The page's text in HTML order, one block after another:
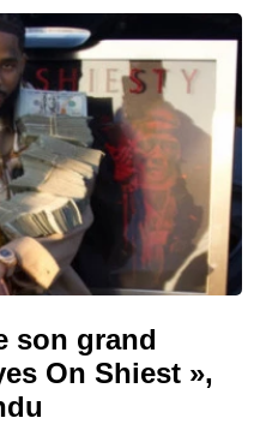
son grand
On Shiest »,